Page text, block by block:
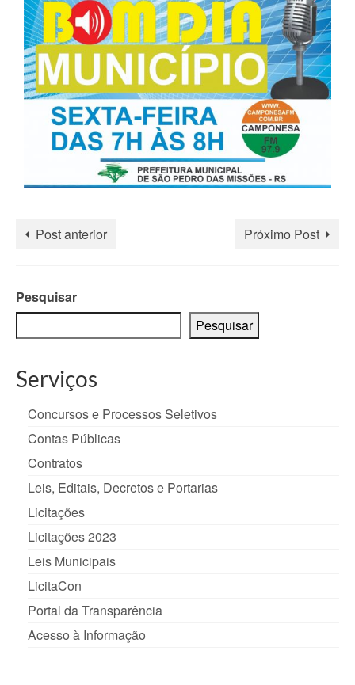
Post anterior Próximo Post
Pesquisar
Pesquisar
Serviços
Concursos e Processos Seletivos
Contas Públicas
Contratos
Leis, Editais, Decretos e Portarias
Licitações
Licitações 2023
Leis Municipais
LicitaCon
Portal da Transparência
Acesso à Informação